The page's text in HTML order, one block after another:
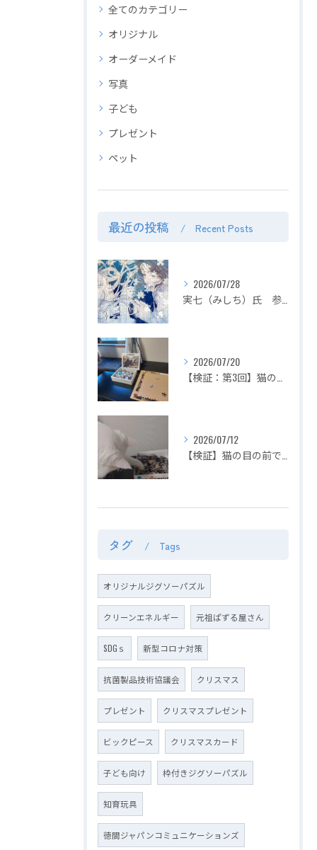
全てのカテゴリー
オリジナル
オーダーメイド
写真
子ども
プレゼント
ペット
最近の投稿 Recent Posts
2026/07/28
2026/07/20
2026/07/12
タグ Tags
オリジナルジグソーパズル
クリーンエネルギー 元祖ぱずる屋さん
SDGｓ 新型コロナ対策
抗菌製品技術協議会 クリスマス
プレゼント クリスマスプレゼント
ビックピース クリスマスカード
子ども向け 枠付きジグソーパズル
知育玩具
徳間ジャパンコミュニケーションズ